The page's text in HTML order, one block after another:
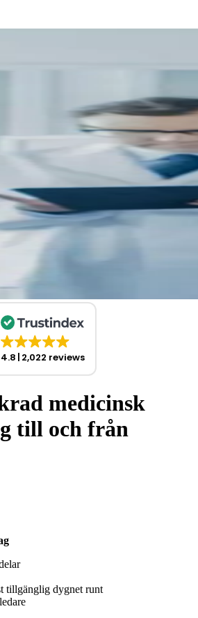
4.8 2,022 reviews
medicinsk
till och från
tillgänglig dygnet runt